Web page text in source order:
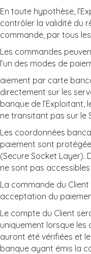
En toute hypothèse,
contrôler la validité du
commande, par tous
Les commandes
l’un des modes de
aiement par carte
directement sur les
banque de l’Exploitant,
ne transitant pas sur le
Les coordonnées
paiement sont
(Secure Socket Layer).
ne sont pas
La commande du
acceptation du
Le compte du Client
uniquement lorsque
auront été vérifiées et
banque ayant émis la